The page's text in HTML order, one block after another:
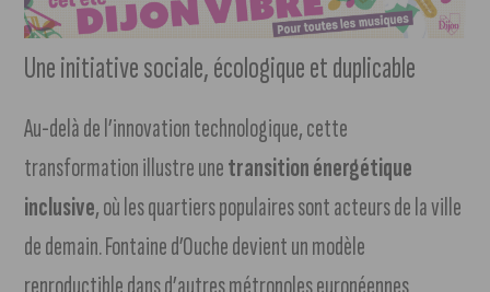
Une initiative sociale, écologique et duplicable
Au-delà de l’innovation technologique, cette
transformation illustre unetransition énergétique
inclusive, où les quartiers populaires sont acteurs de la ville
de demain. Fontaine d’Ouche devient un modèle